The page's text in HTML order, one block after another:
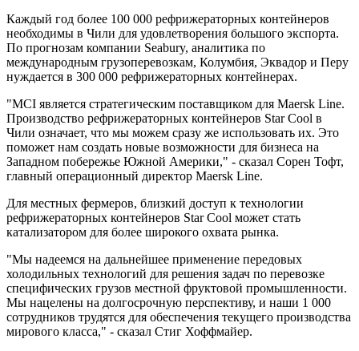
Каждый год более 100 000 рефрижераторных контейнеров
необходимы в Чили для удовлетворения большого экспорта.
По прогнозам компании Seabury, аналитика по
международным грузоперевозкам, Колумбия, Эквадор и Перу
нуждается в 300 000 рефрижераторных контейнерах.
"MCI является стратегическим поставщиком для Maersk Line.
Производство рефрижераторных контейнеров Star Cool в
Чили означает, что мы можем сразу же использовать их. Это
поможет нам создать новые возможности для бизнеса на
Западном побережье Южной Америки," - сказал Сорен Тофт,
главный операционный директор Maersk Line.
Для местных фермеров, близкий доступ к технологии
рефрижераторных контейнеров Star Cool может стать
катализатором для более широкого охвата рынка.
"Мы надеемся на дальнейшее применение передовых
холодильных технологий для решения задач по перевозке
специфических грузов местной фруктовой промышленности.
Мы нацелены на долгосрочную перспективу, и наши 1 000
сотрудников трудятся для обеспечения текущего производства
мирового класса," - сказал Стиг Хоффмайер.